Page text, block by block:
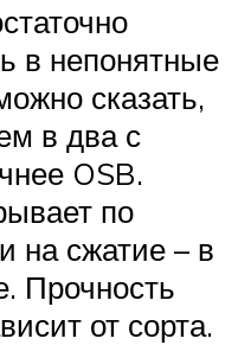
в непонятные
сказать,
в два с
OSB.
по
на сжатие – в
Прочность
от сорта.